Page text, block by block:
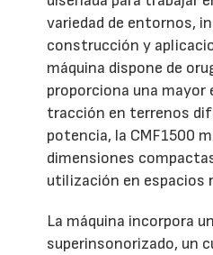
variedad de entornos,
construcción y
máquina dispone de
proporciona una mayor
tracción en terrenos
potencia, la CMF1500
dimensiones
utilización en espacios
La máquina incorpora
superinsonorizado, un